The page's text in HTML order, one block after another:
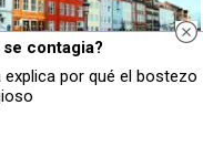
hacen esto?
que rompen todos los
contagia?
explica por qué el bostezo